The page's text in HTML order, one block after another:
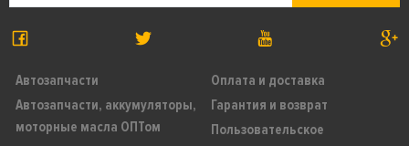
Автозапчасти
Автозапчасти, аккумуляторы,
моторные масла ОПТом
Оплата и доставка
Гарантия и возврат
Пользовательское